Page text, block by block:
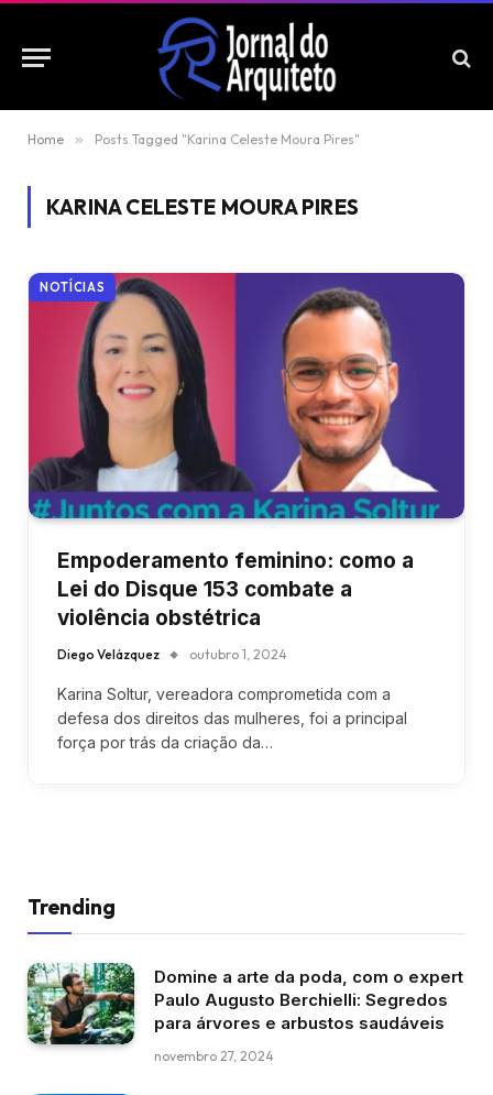
Home » Posts Tagged "Karina Celeste Moura Pires"
KARINA CELESTE MOURA PIRES
NOTÍCIAS
Empoderamento feminino: como a
Lei do Disque 153 combate a
violência obstétrica
Diego Velázquez outubro 1, 2024
Karina Soltur, vereadora comprometida com a
defesa dos direitos das mulheres, foi a principal
força por trás da criação da…
Trending
Domine a arte da poda, com o expert
Paulo Augusto Berchielli: Segredos
para árvores e arbustos saudáveis
novembro 27, 2024